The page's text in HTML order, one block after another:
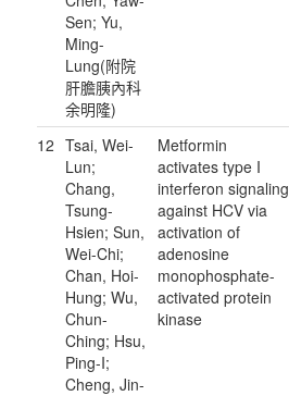
Sen; Yu,
Ming-
Lung(附院
肝膽胰內科
余明隆)
12 Tsai, Wei-
Lun;
Chang,
Tsung-
Hsien; Sun,
Wei-Chi;
Chan, Hoi-
Hung; Wu,
Chun-
Ching; Hsu,
Ping-I;
Cheng, Jin-
Metformin
activates type I
interferon signaling
against HCV via
activation of
adenosine
monophosphate-
activated protein
kinase